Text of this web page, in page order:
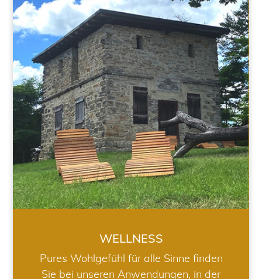
WELLNESS
WELLNESS
Pures Wohlgefühl für alle Sinne finden
Sie bei unseren Anwendungen, in der